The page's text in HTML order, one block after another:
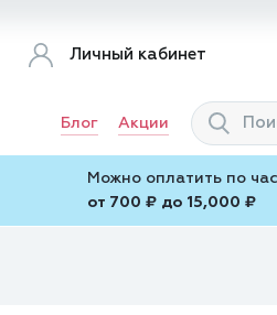
Личный кабинет
Блог Акции
Можно оплатить по
от 700 ₽ до 15,000 ₽